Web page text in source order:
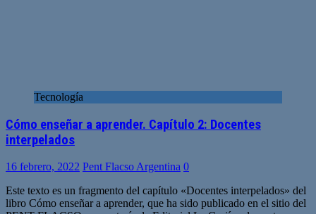
Tecnología
Cómo enseñar a aprender. Capítulo 2: Docentes
interpelados
16 febrero, 2022 Pent Flacso Argentina 0
Este texto es un fragmento del capítulo «Docentes interpelados» del
libro Cómo enseñar a aprender, que ha sido publicado en el sitio del